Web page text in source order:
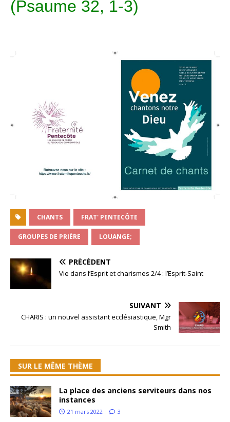
(Psaume 32, 1-3)
CHANTS FRAT' PENTECÔTE
GROUPES DE PRIÈRE LOUANGE;
PRÉCÉDENT
Vie dans l’Esprit et charismes 2/4 : l’Esprit-Saint
SUIVANT
CHARIS : un nouvel assistant ecclésiastique, Mgr
Smith
SUR LE MÊME THÈME
La place des anciens serviteurs dans nos
instances
21 mars 2022 3